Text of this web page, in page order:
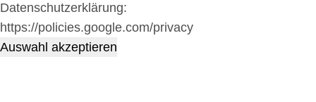
Datenschutzerklärung:
https://policies.google.com/privacy
Auswahl akzeptieren